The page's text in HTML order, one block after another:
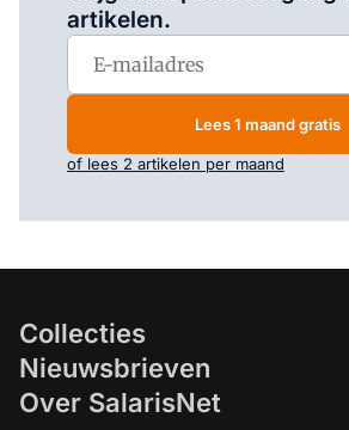
artikelen.
Lees 1 maand gratis
of lees 2 artikelen per maand
Collecties
Nieuwsbrieven
Over SalarisNet